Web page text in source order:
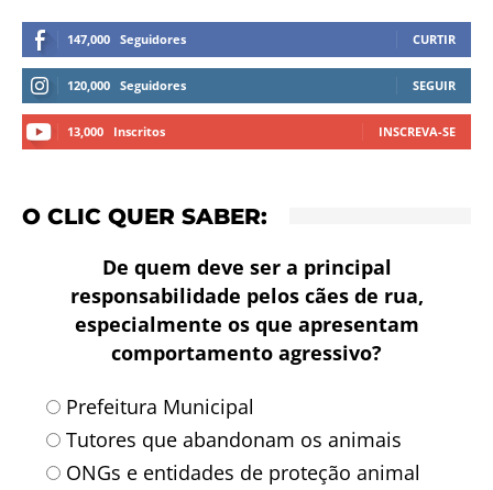
147,000 Seguidores CURTIR
120,000 Seguidores SEGUIR
13,000 Inscritos INSCREVA-SE
O CLIC QUER SABER:
De quem deve ser a principal
responsabilidade pelos cães de rua,
especialmente os que apresentam
comportamento agressivo?
Prefeitura Municipal
Tutores que abandonam os animais
ONGs e entidades de proteção animal